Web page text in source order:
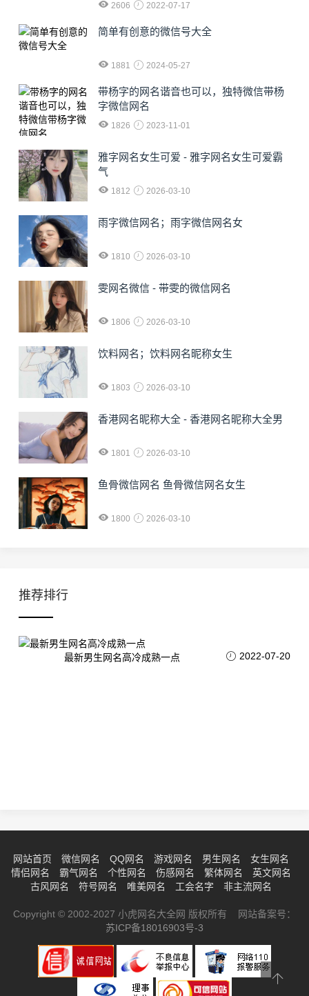
2606 2022-07-17
简单有创意的微信号大全
1881 2024-05-27
​带杨字的网名谐音也可以，独特微信带杨
字微信网名
1826 2023-11-01
雅字网名女生可爱 - 雅字网名女生可爱霸
气
1812 2026-03-10
雨字微信网名；雨字微信网名女
1810 2026-03-10
雯网名微信 - 带雯的微信网名
1806 2026-03-10
饮料网名；饮料网名昵称女生
1803 2026-03-10
香港网名昵称大全 - 香港网名昵称大全男
1801 2026-03-10
鱼骨微信网名 鱼骨微信网名女生
1800 2026-03-10
推荐排行
最新男生网名高冷成熟一点 2022-07-20
网站首页 微信网名 QQ网名 游戏网名 男生网名
女生网名
情侣网名
霸气网名 个性网名 伤感网名 繁体网名
英文网名
古风网名
符号网名 唯美网名 工会名字 非主流网名
Copyright © 2002-2027 小虎网名大全网 版权所有 网站备案号：
苏ICP备18016903号-3